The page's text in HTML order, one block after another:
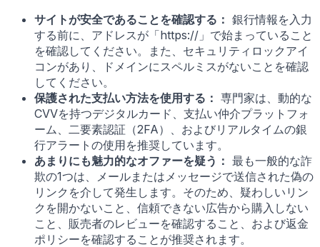
サイトが安全であることを確認する： 銀行情報を入力
する前に、アドレスが「https://」で始まっていること
を確認してください。また、セキュリティロックアイ
コンがあり、ドメインにスペルミスがないことを確認
してください。
保護された支払い方法を使用する： 専門家は、動的な
CVVを持つデジタルカード、支払い仲介プラットフォ
ーム、二要素認証（2FA）、およびリアルタイムの銀
行アラートの使用を推奨しています。
あまりにも魅力的なオファーを疑う： 最も一般的な詐
欺の1つは、メールまたはメッセージで送信された偽の
リンクを介して発生します。そのため、疑わしいリン
クを開かないこと、信頼できない広告から購入しない
こと、販売者のレビューを確認すること、および返金
ポリシーを確認することが推奨されます。